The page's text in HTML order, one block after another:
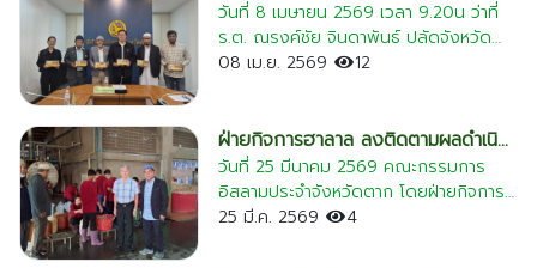
หมายเพื่อสุขภาวะที่ดี: การดำเนินงานนี้ไม่
เพียงแต่เน้นเรื่องหลักการศาสนา แต่ยังยก
ระดับมาตรฐานความปลอดภัยทางอาหาร
ขัง ซึ่งเป็นการสะท้อนถึงการบริหารงาน
เรือนจำที่คำนึงถึงหลักสิทธิมนุษยชนและ
การดูแลความเป็นอยู่ของกลุ่มผู้ต้องขังที่มี
ความหลากหลายทางวัฒนธรรมและศาสนา
การดำเนินการในครั้งนี้ถือเป็นแบบอย่างที่ดี
ดำเนินงานครั้งนี้ และให้เกิดประโยชน์แก่พี่
น้องมุสลิมในจังหวัดตากโดยทั่วกัน อามีน
ดำเนินงานเป็นไปอย่างมีประสิทธิภาพ
สูงสุด 2️⃣ เชิดชูเกียรติสตรีมุสลิม:
พิจารณาคัดเลือกและเสนอรายชื่อสตรี
จุฬาราชมนตรี 3️⃣ พัฒนามาตรฐานฮาลาล
ในเรือนจำ: ร่วมพิจารณาและขับเคลื่อนการ
ดำเนินงาน "โรงครัวฮาลาล" ณ เรือนจำ
อำเภอแม่สอด เพื่อสุขอนามัยและถูกต้อง
ร่วมกันจัดกิจกรรมทำสุนัต (ขลิบหนังหุ้ม
ปลายอวัยวะเพศ) หมู่ ให้กับเด็กและเยาวชน
ในพื้นที่จังหวัดตาก โดยไม่เสียค่าใช้จ่ายใดๆ
ประชาชนในพื้นที่ ในยุคเศรษฐกิจปัจจุบัน
อีกทั้งยังเป็นการส่งเสริมให้เยาวชนมุสลิม
ได้ปฏิบัติตามหลักการของศาสนาอิสลาม ที่
มุ่งเน้นในเรื่องของ "ความสะอาด" (ตอฮา
จังหวัดตากเพิ่มเติม 5 ตำแหน่ง
วันที่ 8 เมษายน 2569 เวลา 9.20น ว่าที่
ร.ต. ณรงค์ชัย จินดาพันธ์ ปลัดจังหวัด
ตาก เข้าร่วมการประชุมอิหม่ามประจำมัสยิด
ปกครองจังหวัดตาก (ชั้น 3) ศาลากลาง
จังหวัดตาก อำเภอเมืองตาก จังหวัดตาก
08 เม.ย. 2569 12
ฝ่ายกิจการฮาลาล ลงติดตามผลดำเนิน
การต่ออายุสถานประกอบการ
วันที่ 25 มีนาคม 2569 คณะกรรมการ
อิสลามประจำจังหวัดตาก โดยฝ่ายกิจการ
ฮาลาล ได้ลงพื้นที่ปฏิบัติหน้าที่ตรวจ
25 มี.ค. 2569 4